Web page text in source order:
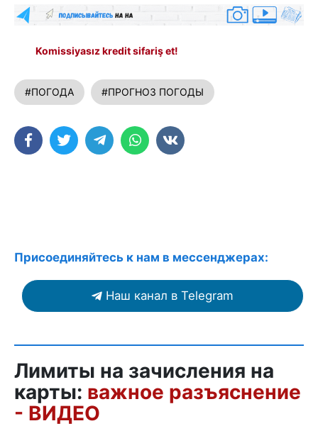
Komissiyasız kredit sifariş et!
#ПОГОДА #ПРОГНОЗ ПОГОДЫ
Присоединяйтесь к нам в мессенджерах:
Наш канал в Telegram
Лимиты на зачисления на
карты: важное разъяснение
- ВИДЕО